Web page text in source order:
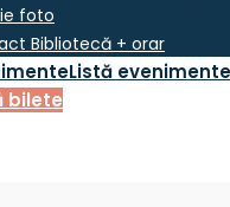
foto
Bibliotecă + orar
Listă evenimente
bilete